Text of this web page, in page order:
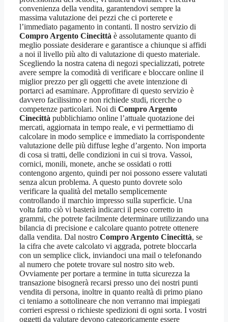
convenienza della vendita, garantendovi sempre la
massima valutazione dei pezzi che ci porterete e
l’immediato pagamento in contanti. Il nostro servizio di
Compro Argento Cinecittà è assolutamente quanto di
meglio possiate desiderare e garantisce a chiunque si affidi
a noi il livello più alto di valutazione di questo materiale.
Scegliendo la nostra catena di negozi specializzati, potrete
avere sempre la comodità di verificare e bloccare online il
miglior prezzo per gli oggetti che avete intenzione di
portarci ad esaminare. Approfittare di questo servizio è
davvero facilissimo e non richiede studi, ricerche o
competenze particolari. Noi di Compro Argento
Cinecittà pubblichiamo online l’attuale quotazione dei
mercati, aggiornata in tempo reale, e vi permettiamo di
calcolare in modo semplice e immediato la corrispondente
valutazione delle più diffuse leghe d’argento. Non importa
di cosa si tratti, delle condizioni in cui si trova. Vassoi,
cornici, monili, monete, anche se ossidati o rotti
contengono argento, quindi per noi possono essere valutati
senza alcun problema. A questo punto dovrete solo
verificare la qualità del metallo semplicemente
controllando il marchio impresso sulla superficie. Una
volta fatto ciò vi basterà indicarci il peso corretto in
grammi, che potrete facilmente determinare utilizzando una
bilancia di precisione e calcolare quanto potrete ottenere
dalla vendita. Dal nostro Compro Argento Cinecittà, se
la cifra che avete calcolato vi aggrada, potrete bloccarla
con un semplice click, inviandoci una mail o telefonando
al numero che potete trovare sul nostro sito web.
Ovviamente per portare a termine in tutta sicurezza la
transazione bisognerà recarsi presso uno dei nostri punti
vendita di persona, inoltre in quanto realtà di primo piano
ci teniamo a sottolineare che non verranno mai impiegati
corrieri espressi o richieste spedizioni di ogni sorta. I vostri
oggetti da valutare devono categoricamente essere